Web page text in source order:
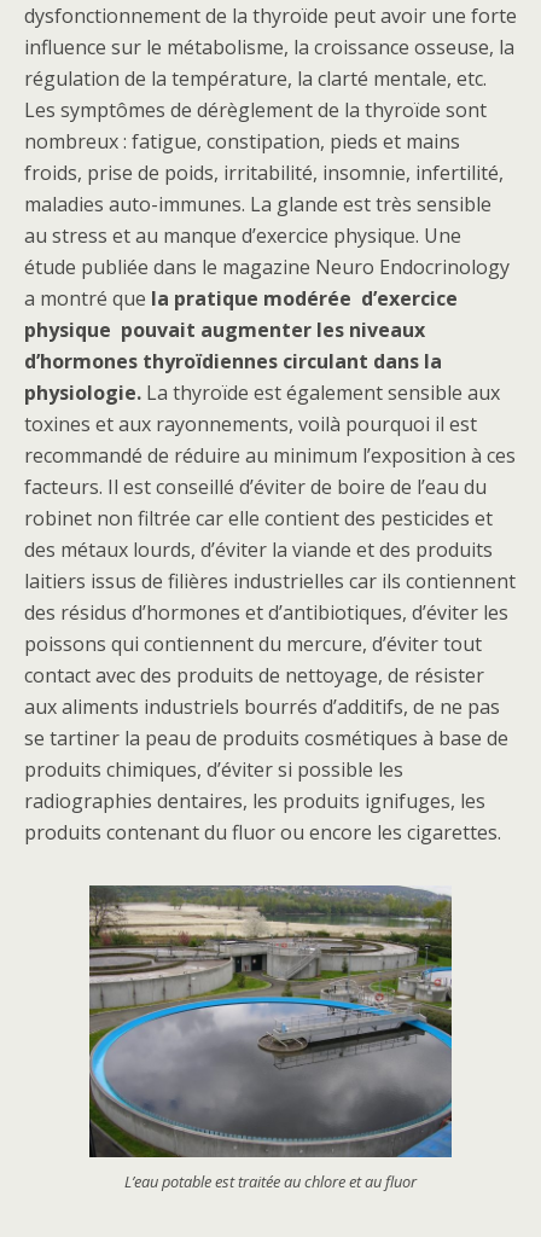
dysfonctionnement de la thyroïde peut avoir une forte
influence sur le métabolisme, la croissance osseuse, la
régulation de la température, la clarté mentale, etc.
Les symptômes de dérèglement de la thyroïde sont
nombreux : fatigue, constipation, pieds et mains
froids, prise de poids, irritabilité, insomnie, infertilité,
maladies auto-immunes. La glande est très sensible
au stress et au manque d’exercice physique. Une
étude publiée dans le magazine Neuro Endocrinology
a montré que la pratique modérée d’exercice
physique pouvait augmenter les niveaux
d’hormones thyroïdiennes circulant dans la
physiologie. La thyroïde est également sensible aux
toxines et aux rayonnements, voilà pourquoi il est
recommandé de réduire au minimum l’exposition à ces
facteurs. Il est conseillé d’éviter de boire de l’eau du
robinet non filtrée car elle contient des pesticides et
des métaux lourds, d’éviter la viande et des produits
laitiers issus de filières industrielles car ils contiennent
des résidus d’hormones et d’antibiotiques, d’éviter les
poissons qui contiennent du mercure, d’éviter tout
contact avec des produits de nettoyage, de résister
aux aliments industriels bourrés d’additifs, de ne pas
se tartiner la peau de produits cosmétiques à base de
produits chimiques, d’éviter si possible les
radiographies dentaires, les produits ignifuges, les
produits contenant du fluor ou encore les cigarettes.
L’eau potable est traitée au chlore et au fluor